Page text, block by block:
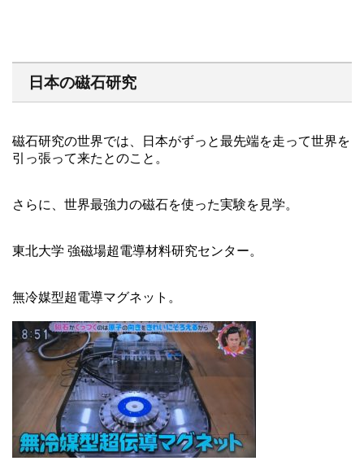
日本の磁石研究
磁石研究の世界では、日本がずっと最先端を走って世界を
引っ張って来たとのこと。
さらに、世界最強力の磁石を使った実験を見学。
東北大学 強磁場超電導材料研究センター。
無冷媒型超電導マグネット。